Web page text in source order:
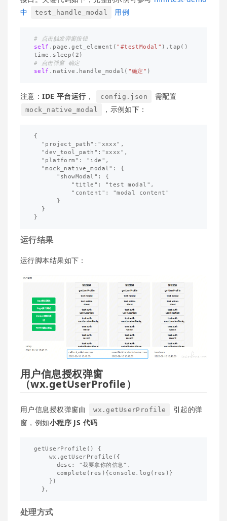
中
test_handle_modal 用例
# 点击触发弹窗按钮
self . page .get_element ( "#testModal" ).tap ()
time . sleep ( 2 )
# 点击弹窗 确定
self . native . handle_modal ( "确定" )
注意：IDE 平台运行， config.json 需配置
mock_native_modal ，示例如下：
{
  "project_path":"xxxx",
  "dev_tool_path":"xxxx",
  "platform": "ide",
  "mock_native_modal": {
      "showModal": {
          "title": "test modal",
          "content": "modal content"
      }
  }
运行结果
运行脚本结果如下：
用户信息授权弹窗
（wx.getUserProfile）
用户信息授权弹窗由 wx.getUserProfile
引起的弹
窗，例如小程序 JS 代码
getUserProfile() {
    wx.getUserProfile({
      desc: "我要拿你的信息",
      complete(res){console.log(res)}
    })
处理方式